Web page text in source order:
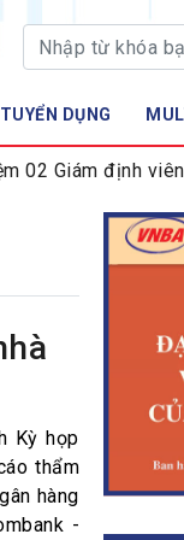
TUYỂN DỤNG
Tập
Giám định viên
Kỳ họp
thẩm
hàng
-